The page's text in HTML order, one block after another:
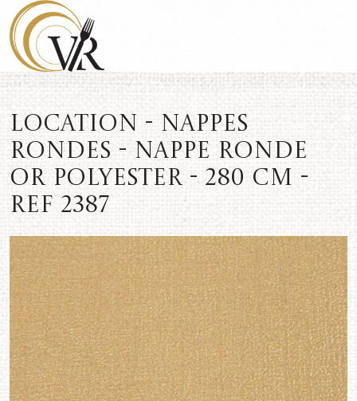
Location - Nappes
rondes - Nappe ronde
or polyester - 280 cm -
REF 2387